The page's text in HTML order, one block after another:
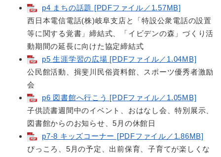
p4 まちの話題 [PDFファイル／1.57MB]
西日本電信電話(株)岐阜支店と「特設公衆電話の設置
等に関する覚書」締結式、「イビデンの森」づくり活
動期間の延長に向けた協定締結式
p5 生涯学習の広場 [PDFファイル／1.04MB]
公民館活動、揖斐川民俗資料館、スポーツ優秀者激励
会
p6 図書館へ行こう [PDFファイル／1.05MB]
子供読書週間中のイベント、おはなし会、特別展示、
図書館からのお知らせ、5月の休館日
p7-8 キッズコーナー [PDFファイル／1.86MB]
ぴっころ、5月の予定、出前保育、子育てが楽しくな